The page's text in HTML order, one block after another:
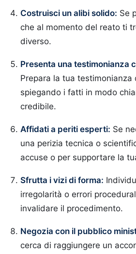
Costruisci un alibi solido: Se
che al momento del reato ti
diverso.
Presenta una testimonianza
Prepara la tua testimonianza
spiegando i fatti in modo
credibile.
Affidati a periti esperti: Se
una perizia tecnica o
accuse o per supportare la
Sfrutta i vizi di forma:
irregolarità o errori
invalidare il procedimento.
Negozia con il pubblico
cerca di raggiungere un